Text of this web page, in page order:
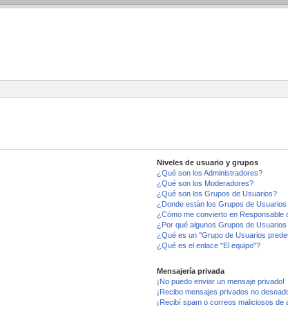
Niveles de usuario y grupos
¿Qué son los Administradores?
¿Qué son los Moderadores?
¿Qué son los Grupos de Usuarios?
¿Donde están los Grupos de
¿Cómo me convierto en Responsable
¿Por qué algunos Grupos de
¿Qué es un "Grupo de Usuarios
¿Qué es el enlace "El equipo"?
Mensajería privada
¡No puedo enviar un mensaje privado!
¡Recibo mensajes privados no
¡Recibí spam o correos maliciosos de